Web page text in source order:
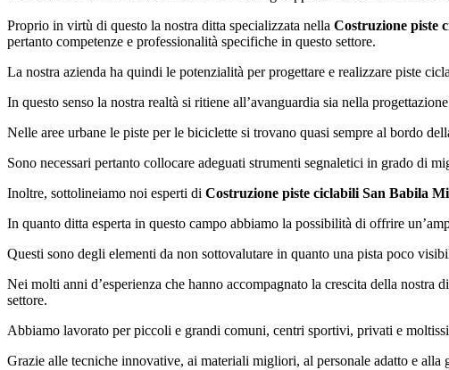
Proprio in virtù di questo la nostra ditta specializzata nella Costruzione piste
pertanto competenze e professionalità specifiche in questo settore.
La nostra azienda ha quindi le potenzialità per progettare e realizzare piste
In questo senso la nostra realtà si ritiene all’avanguardia sia nella
Nelle aree urbane le piste per le biciclette si trovano quasi sempre al bordo
Sono necessari pertanto collocare adeguati strumenti segnaletici in grado di
Inoltre, sottolineiamo noi esperti di Costruzione piste ciclabili San Babila
In quanto ditta esperta in questo campo abbiamo la possibilità di offrire
Questi sono degli elementi da non sottovalutare in quanto una pista poco
Nei molti anni d’esperienza che hanno accompagnato la crescita della nostra
settore.
Abbiamo lavorato per piccoli e grandi comuni, centri sportivi, privati e
Grazie alle tecniche innovative, ai materiali migliori, al personale adatto e